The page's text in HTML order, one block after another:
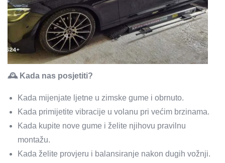
🕰️ Kada nas posjetiti?
Kada mijenjate ljetne u zimske gume i obrnuto.
Kada primijetite vibracije u volanu pri većim brzinama.
Kada kupite nove gume i želite njihovu pravilnu
montažu.
Kada želite provjeru i balansiranje nakon dugih vožnji.